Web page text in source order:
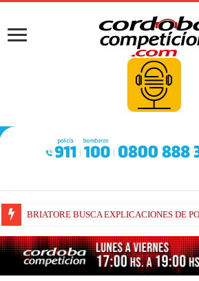
BRIATORE BUSCA EXPLICACIONES DE